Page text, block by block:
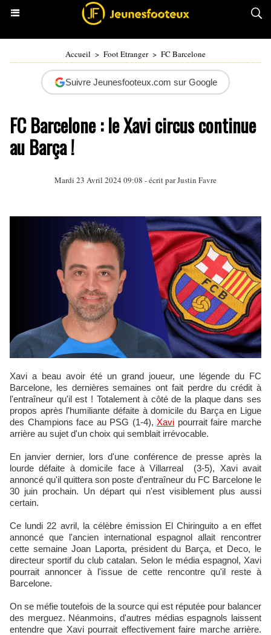
Accueil > Foot Etranger > FC Barcelone
Suivre Jeunesfooteux.com sur Google
FC Barcelone : le Xavi circus continue
au Barça !
Mardi 23 Avril 2024 09:08 - écrit parJustin Favre
Xavi a beau avoir été un grand joueur, une légende du FC
Barcelone, les dernières semaines ont fait perdre du crédit à
l'entraîneur qu'il est ! Totalement à côté de la plaque dans ses
propos après l'humiliante défaite à domicile du Barça en Ligue
des Champions face au PSG (1-4),Xavi pourrait faire marche
arrière au sujet d'un choix qui semblait irrévocable.
En janvier dernier, lors d'une conférence de presse après la
lourde défaite à domicile face à Villarreal (3-5), Xavi avait
annoncé qu'il quittera son poste d'entraîneur du FC Barcelone le
30 juin prochain. Un départ qui n'est visiblement plus aussi
certain.
Ce lundi 22 avril, la célèbre émission El Chiringuito a en effet
annoncé que l'ancien international espagnol allait rencontrer
cette semaine Joan Laporta, président du Barça, et Deco, le
directeur sportif du club catalan. Selon le média espagnol, Xavi
pourrait annoncer à l'issue de cette rencontre qu'il reste à
Barcelone.
On se méfie toutefois de la source qui est réputée pour balancer
des merguez. Néanmoins, d'autres médias espagnols laissent
entendre que Xavi pourrait effectivement faire marche arrière.